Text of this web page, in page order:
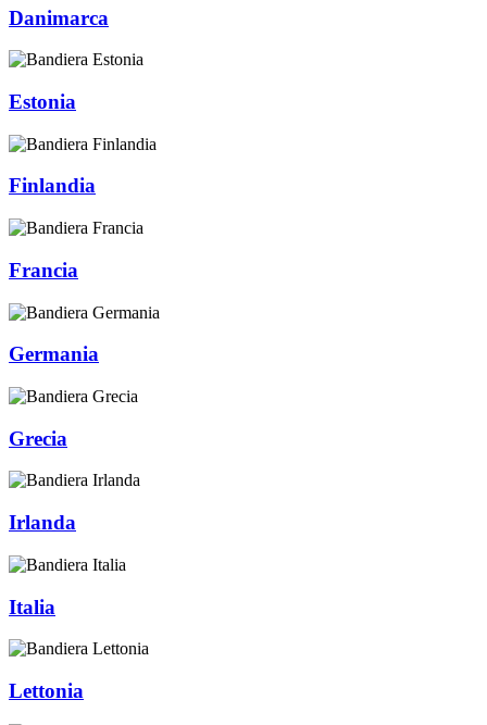
Danimarca
Estonia
Finlandia
Francia
Germania
Grecia
Irlanda
Italia
Lettonia